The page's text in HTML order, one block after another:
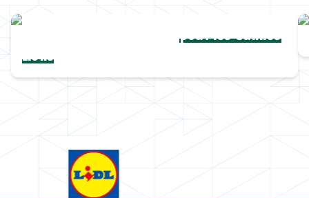
Une collection complètepour les Cannes
Lions